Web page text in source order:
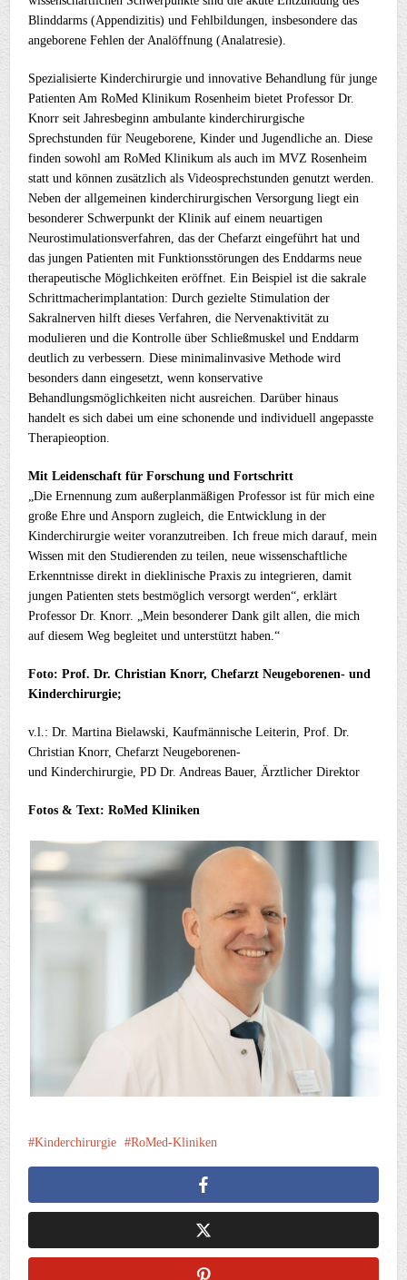
Blinddarms (Appendizitis) und Fehlbildungen, insbesondere das
angeborene Fehlen der Analöffnung (Analatresie).
Spezialisierte Kinderchirurgie und innovative Behandlung für junge
Patienten Am RoMed Klinikum Rosenheim bietet Professor Dr.
Knorr seit Jahresbeginn ambulante kinderchirurgische
Sprechstunden für Neugeborene, Kinder und Jugendliche an. Diese
finden sowohl am RoMed Klinikum als auch im MVZ Rosenheim
statt und können zusätzlich als Videosprechstunden genutzt werden.
Neben der allgemeinen kinderchirurgischen Versorgung liegt ein
besonderer Schwerpunkt der Klinik auf einem neuartigen
Neurostimulationsverfahren, das der Chefarzt eingeführt hat und
das jungen Patienten mit Funktionsstörungen des Enddarms neue
therapeutische Möglichkeiten eröffnet. Ein Beispiel ist die sakrale
Schrittmacherimplantation: Durch gezielte Stimulation der
Sakralnerven hilft dieses Verfahren, die Nervenaktivität zu
modulieren und die Kontrolle über Schließmuskel und Enddarm
deutlich zu verbessern. Diese minimalinvasive Methode wird
besonders dann eingesetzt, wenn konservative
Behandlungsmöglichkeiten nicht ausreichen. Darüber hinaus
handelt es sich dabei um eine schonende und individuell angepasste
Therapieoption.
Mit Leidenschaft für Forschung und Fortschritt
„Die Ernennung zum außerplanmäßigen Professor ist für mich eine
große Ehre und Ansporn zugleich, die Entwicklung in der
Kinderchirurgie weiter voranzutreiben. Ich freue mich darauf, mein
Wissen mit den Studierenden zu teilen, neue wissenschaftliche
Erkenntnisse direkt in dieklinische Praxis zu integrieren, damit
jungen Patienten stets bestmöglich versorgt werden“, erklärt
Professor Dr. Knorr. „Mein besonderer Dank gilt allen, die mich
auf diesem Weg begleitet und unterstützt haben.“
Foto: Prof. Dr. Christian Knorr, Chefarzt Neugeborenen- und
Kinderchirurgie;
v.l.: Dr. Martina Bielawski, Kaufmännische Leiterin, Prof. Dr.
Christian Knorr, Chefarzt Neugeborenen-
und Kinderchirurgie, PD Dr. Andreas Bauer, Ärztlicher Direktor
Fotos & Text: RoMed Kliniken
Kinderchirurgie RoMed-Kliniken